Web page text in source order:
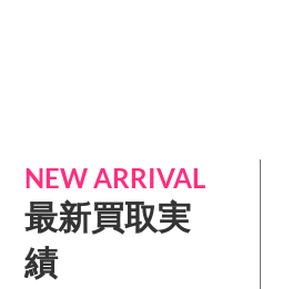
NEW ARRIVAL
最新買取実
績